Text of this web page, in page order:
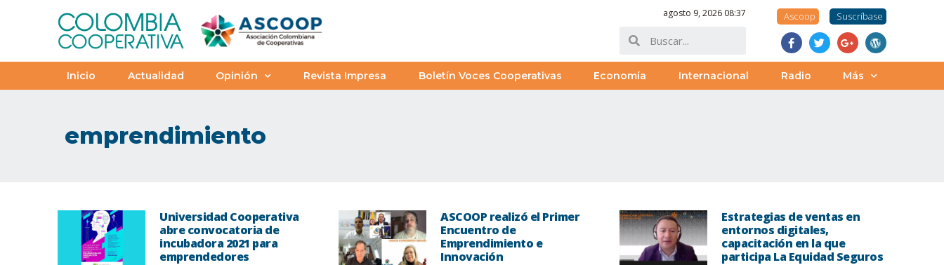
agosto 9, 2026 08:37 Ascoop Suscríbase
Inicio Actualidad Opinión Revista Impresa Boletín Voces Cooperativas Economía Internacional Radio Más
emprendimiento
Universidad Cooperativa
abre convocatoria de
incubadora 2021 para
emprendedores
ASCOOP realizó el Primer
Encuentro de
Emprendimiento e
Innovación
Estrategias de ventas en
entornos digitales,
capacitación en la que
participa La Equidad Seguros